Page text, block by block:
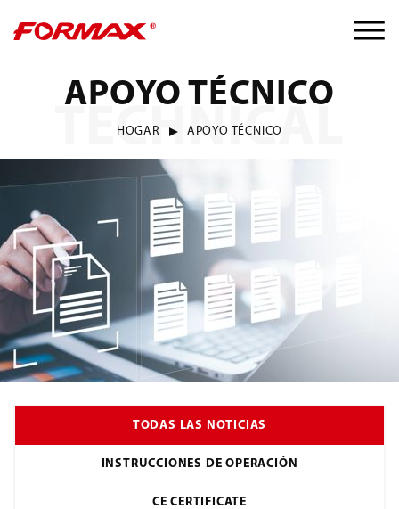
APOYO TÉCNICO
HOGAR APOYO TÉCNICO
TECHNICAL
TODAS LAS NOTICIAS
INSTRUCCIONES DE OPERACIÓN
CE CERTIFICATE